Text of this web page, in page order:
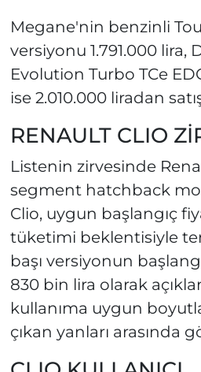
Megane'nin benzinli
versiyonu 1.791.000 lira,
Evolution Turbo TCe
ise 2.010.000 liradan
RENAULT CLIO
Listenin zirvesinde
segment hatchback
Clio, uygun başlangıç
tüketimi beklentisiyle
başı versiyonun
830 bin lira olarak
kullanıma uygun
çıkan yanları arasında